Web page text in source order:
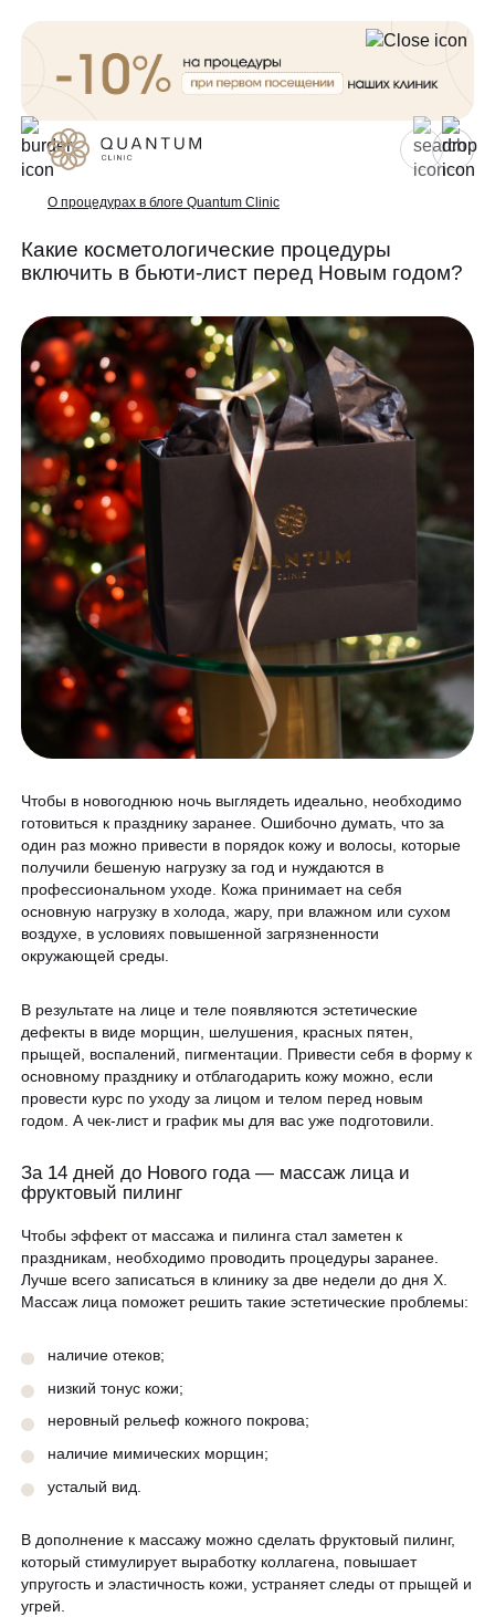
Для женщин Для мужчин
Услуги
Инъекционная косметология
Аппаратная косметология
Эстетическая косметология
Эндокринология
Гинекология
УЗИ
Лазерная эпиляция
Массаж и обёртывание
Проблемы
До/после
Специалисты
Спецпредложения
Сертификаты
Программа лояльности
QC Магазин
О клинике
Вакансии
Оборудование
Программа лояльности
СМИ о нас
Образование
Контакты
8 800 775 40 40
О процедурах в блоге Quantum Clinic
Какие косметологические процедуры
включить в бьюти-лист перед Новым годом?
Чтобы в новогоднюю ночь выглядеть идеально, необходимо
готовиться к празднику заранее. Ошибочно думать, что за
один раз можно привести в порядок кожу и волосы, которые
получили бешеную нагрузку за год и нуждаются в
профессиональном уходе. Кожа принимает на себя
основную нагрузку в холода, жару, при влажном или сухом
воздухе, в условиях повышенной загрязненности
окружающей среды.
В результате на лице и теле появляются эстетические
дефекты в виде морщин, шелушения, красных пятен,
прыщей, воспалений, пигментации. Привести себя в форму к
основному празднику и отблагодарить кожу можно, если
провести курс по уходу за лицом и телом перед новым
годом. А чек-лист и график мы для вас уже подготовили.
За 14 дней до Нового года — массаж лица и
фруктовый пилинг
Чтобы эффект от массажа и пилинга стал заметен к
праздникам, необходимо проводить процедуры заранее.
Лучше всего записаться в клинику за две недели до дня Х.
Массаж лица поможет решить такие эстетические проблемы:
наличие отеков;
низкий тонус кожи;
неровный рельеф кожного покрова;
наличие мимических морщин;
усталый вид.
В дополнение к массажу можно сделать фруктовый пилинг,
который стимулирует выработку коллагена, повышает
упругость и эластичность кожи, устраняет следы от прыщей и
угрей.